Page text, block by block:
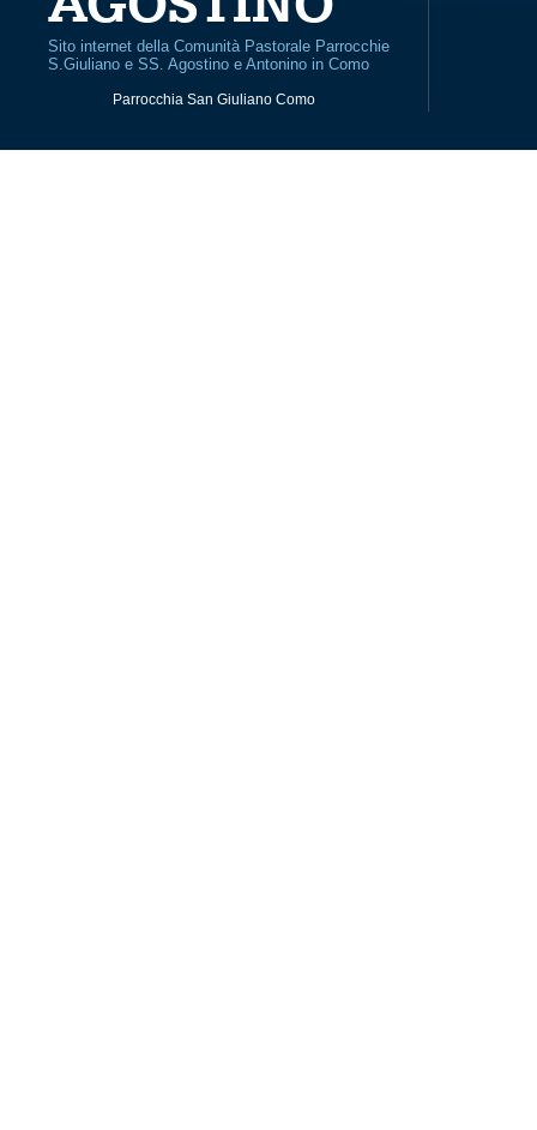
Sito internet della Comunità Pastorale Parrocchie
S.Giuliano e SS. Agostino e Antonino in Como
Parrocchia San Giuliano Como